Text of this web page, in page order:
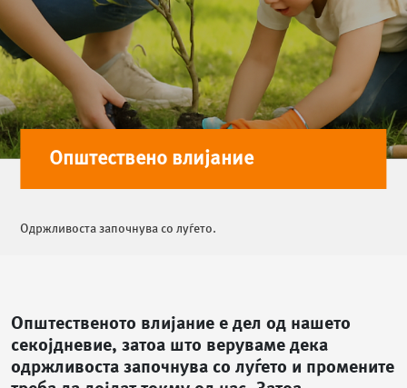
Општествено влијание
Одржливоста започнува со луѓето.
Општественото влијание е дел од нашето
секојдневие, затоа што веруваме дека
одржливоста започнува со луѓето и промените